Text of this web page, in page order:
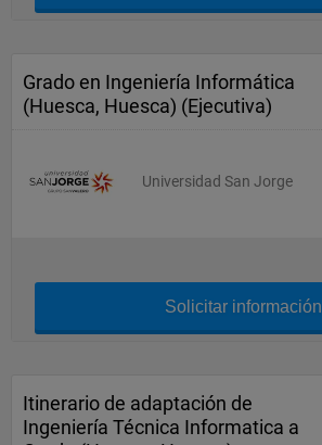
Grado en Ingeniería Informática
(Huesca, Huesca) (Ejecutiva)
Universidad San Jorge
Solicitar información
Itinerario de adaptación de
Ingeniería Técnica Informatica a